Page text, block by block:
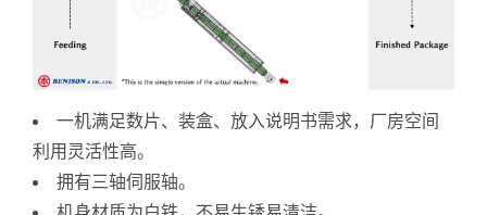
一机满足数片、装盒、放入说明书需求，厂房空间
利用灵活性高。
拥有三轴伺服轴。